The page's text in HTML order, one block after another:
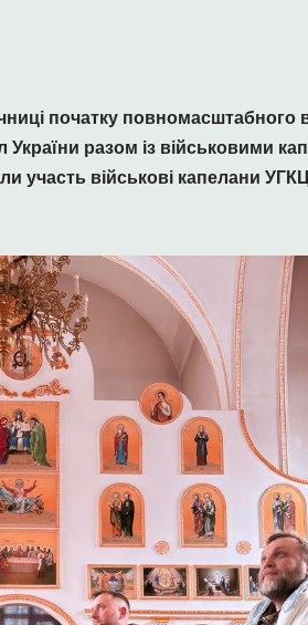
початку повномасштабного
разом із військовими
участь військові капелани